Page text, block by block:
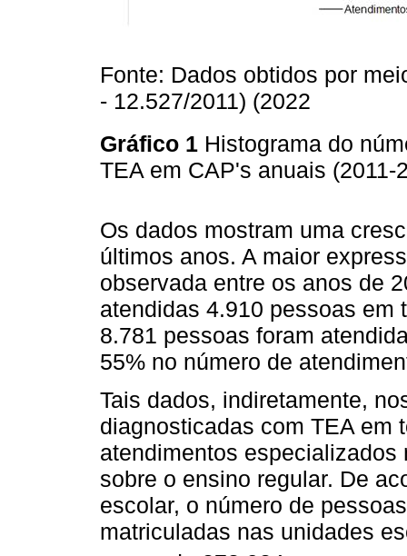
Fonte: Dados obtidos por
- 12.527/2011) (2022
Gráfico 1 Histograma do
TEA em CAP's anuais
Os dados mostram uma
últimos anos. A maior
observada entre os anos de
atendidas 4.910 pessoas em
8.781 pessoas foram
55% no número de
Tais dados, indiretamente,
diagnosticadas com TEA em
atendimentos especializados
sobre o ensino regular. De
escolar, o número de
matriculadas nas unidades